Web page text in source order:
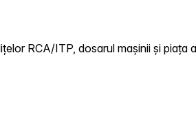
RCA/ITP, dosarul mașinii și piața